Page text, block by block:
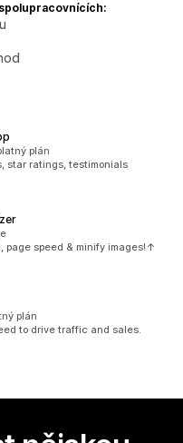
plán
star ratings, testimonials
page speed & minify images!↑
plán
to drive traffic and sales.